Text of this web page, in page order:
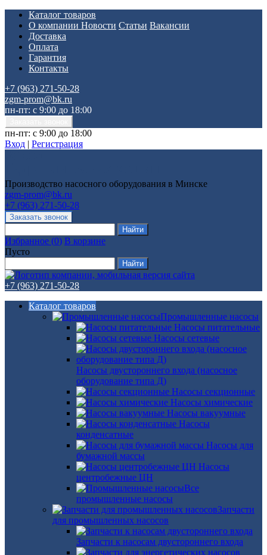
Каталог товаров
О компании Новости Статьи Вакансии
Доставка
Оплата
Гарантия
Контакты
+7 (963) 271-50-28
zgm-prom@bk.ru
пн-пт: с 9:00 до 18:00
пн-пт: с 9:00 до 18:00
Вход | Регистрация
Производство насосного оборудования в Минске
zgm-prom@bk.ru
+7 (963) 271-50-28
Избранное (0) В корзине
Пусто
+7 (963) 271-50-28
Каталог товаров
Промышленные насосы
Насосы питательные
Насосы сетевые
Насосы двустороннего входа (насосное
оборудование типа Д)
Насосы секционные
Насосы химические
Насосы вакуумные
Насосы
конденсатные
Насосы для
бумажной массы
Насосы
центробежные ЦН
Все
промышленные насосы
Запчасти
для промышленных насосов
Запчасти к насосам двустороннего входа